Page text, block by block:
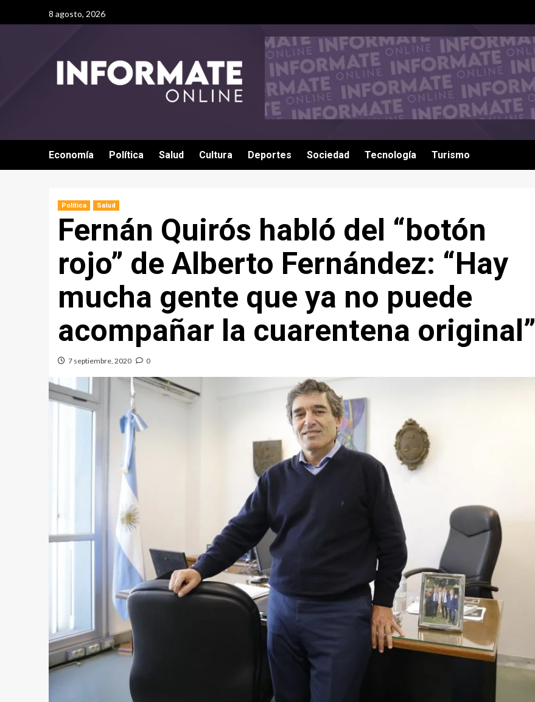
8 agosto, 2026
Economía Política Salud Cultura Deportes Sociedad Tecnología Turismo
Política Salud
Fernán Quirós habló del “botón
rojo” de Alberto Fernández: “Hay
mucha gente que ya no puede
acompañar la cuarentena original”
7 septiembre, 2020 0